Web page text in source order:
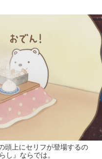
頭上にセリフが登場するの
し』ならでは。